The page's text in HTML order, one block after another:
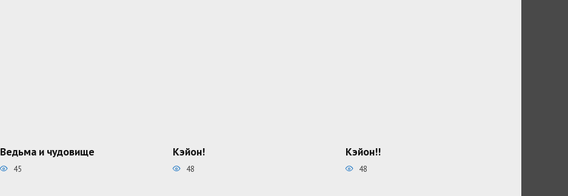
Ведьма и чудовище
45
Кэйон!
48
Кэйон!!
48